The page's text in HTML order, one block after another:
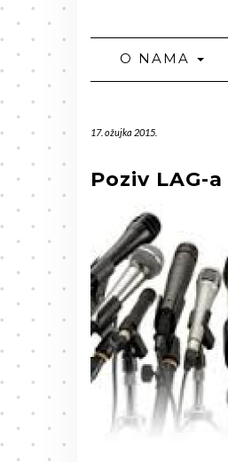
O NAMA
17. ožujka 2015.
Poziv LAG-